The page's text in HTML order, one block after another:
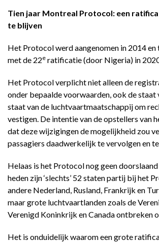
Tien jaar Montreal Protocol: een
te blijven
Het Protocol werd aangenomen in 2014
met de 22e ratificatie (door Nigeria) in
Het Protocol verplicht niet alleen de
onder bepaalde voorwaarden, ook de staat
staat van de luchtvaartmaatschappij om
vestigen. De intentie van de opstellers van
dat deze wijzigingen de mogelijkheid zou
passagiers daadwerkelijk te vervolgen en
Helaas is het Protocol nog geen
heden zijn ‘slechts’ 52 staten partij bij het
andere Nederland, Rusland, Frankrijk en
maar grote luchtvaartlanden zoals de
Verenigd Koninkrijk en Canada ontbreken
Het is onduidelijk waarom een grote